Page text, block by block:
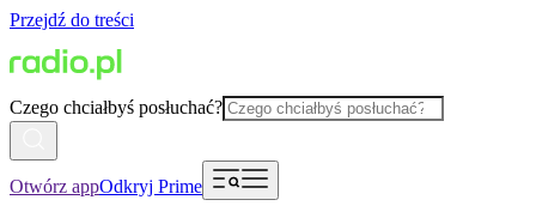
Przejdź do treści
Czego chciałbyś posłuchać?
Otwórz appOdkryj Prime